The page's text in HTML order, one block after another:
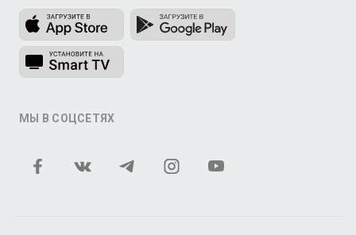
МЫ В СОЦСЕТЯХ